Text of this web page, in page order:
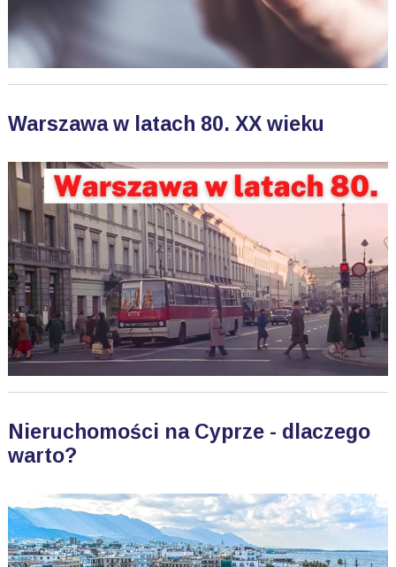
Warszawa w latach 80. XX wieku
Nieruchomości na Cyprze - dlaczego
warto?